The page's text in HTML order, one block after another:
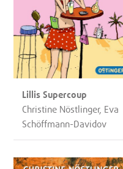
Lillis Supercoup
Christine Nöstlinger, Eva
Schöffmann-Davidov